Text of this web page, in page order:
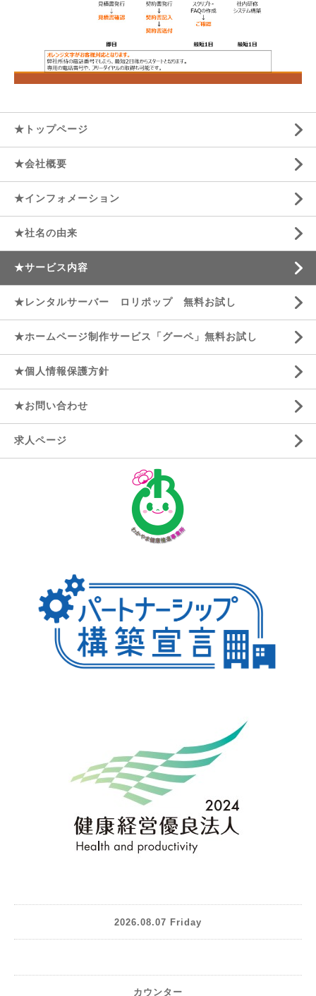
★トップページ
★会社概要
★インフォメーション
★社名の由来
★サービス内容
★レンタルサーバー ロリポップ 無料お試し
★ホームページ制作サービス「グーペ」無料お試し
★個人情報保護方針
★お問い合わせ
求人ページ
2026.08.07 Friday
カウンター